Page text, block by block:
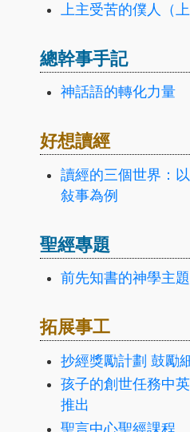
上主受苦的僕人（上
總幹事手記
神話語的轉化力量
好想讀經
讀經的三個世界：
敍事為例
聖經專題
前先知書的神學主
拓展事工
抄經獎勵計劃 鼓勵
孩子的創世任務中
推出
聖言中心聖經課程